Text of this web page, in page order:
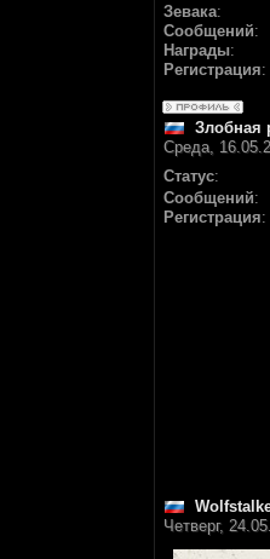
Зевака:
Сообщений:
Награды:
Регистрация:
Злобная
Среда,
Статус:
Сообщений:
Регистрация:
Четверг,